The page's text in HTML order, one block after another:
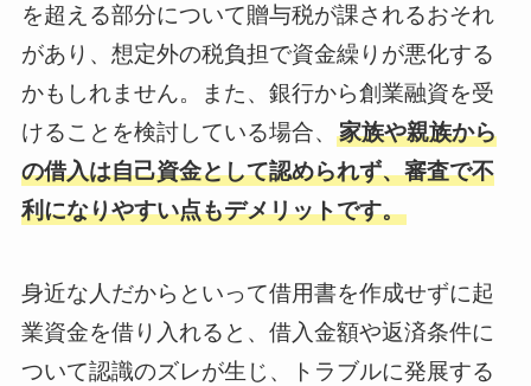
を超える部分について贈与税が課されるおそれ
があり、想定外の税負担で資金繰りが悪化する
かもしれません。また、銀行から創業融資を受
けることを検討している場合、 家族や親族から
の借入は自己資金として認められず、審査で不
利になりやすい点もデメリットです。
身近な人だからといって借用書を作成せずに起
業資金を借り入れると、借入金額や返済条件に
ついて認識のズレが生じ、トラブルに発展する